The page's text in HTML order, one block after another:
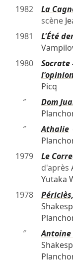
1982
La
scène
1981
L'Été
1980
Socrate
Picq
″
Dom
″
Athalie
1979
Le
d'après
Yutaka
1978
″